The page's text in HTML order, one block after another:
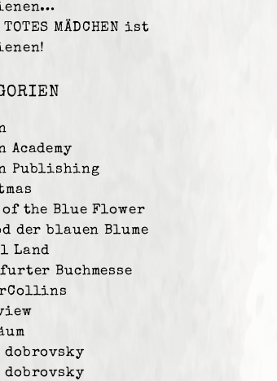
TOTES MÄDCHEN ist
Academy
Publishing
of the Blue Flower
der blauen Blume
Land
Buchmesse